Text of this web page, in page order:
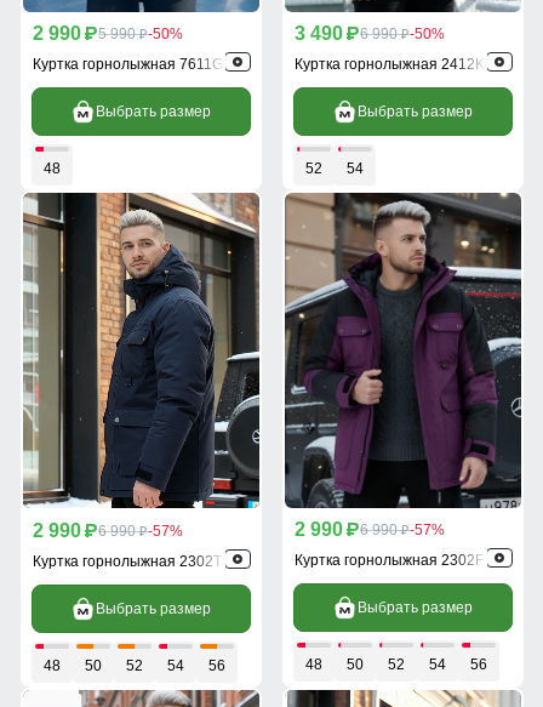
2 990 p5 990 p-50%
Куртка горнолыжная 7611Gl
Выбрать размер
48
3 490 p6 990 p-50%
Куртка горнолыжная 2412Kh
Выбрать размер
52 54
2 990 p6 990 p-57%
Куртка горнолыжная 2302TS
Выбрать размер
48 50 52 54 56
2 990 p6 990 p-57%
Куртка горнолыжная 2302F
Выбрать размер
48 50 52 54 56